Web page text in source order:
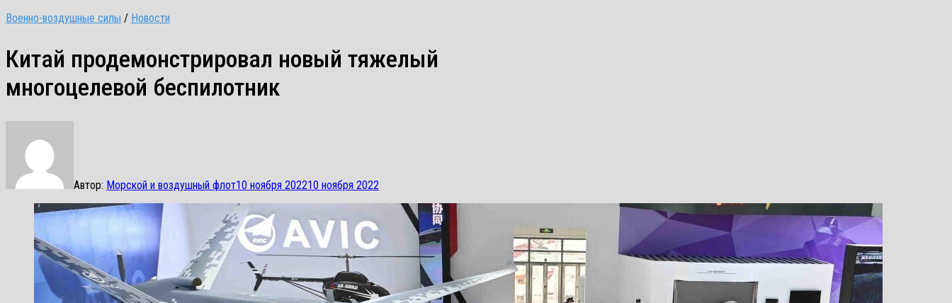
Военно-воздушные силы / Новости
Китай продемонстрировал новый тяжелый
многоцелевой беспилотник
Автор: Морской и воздушный флот10 ноября 202210 ноября 2022